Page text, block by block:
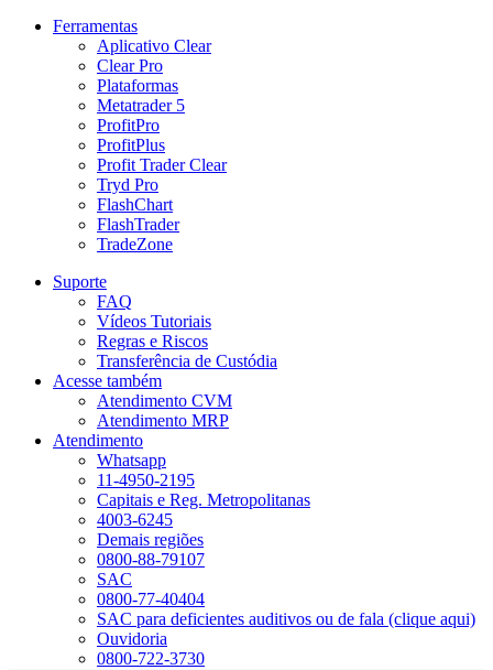
Ferramentas
Aplicativo Clear
Clear Pro
Plataformas
Metatrader 5
ProfitPro
ProfitPlus
Profit Trader Clear
Tryd Pro
FlashChart
FlashTrader
TradeZone
Suporte
FAQ
Vídeos Tutoriais
Regras e Riscos
Transferência de Custódia
Acesse também
Atendimento CVM
Atendimento MRP
Atendimento
Whatsapp
11-4950-2195
Capitais e Reg. Metropolitanas
4003-6245
Demais regiões
0800-88-79107
SAC
0800-77-40404
SAC para deficientes auditivos ou de fala (clique aqui)
Ouvidoria
0800-722-3730